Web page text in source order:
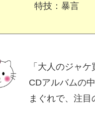
特技：暴言
「大人のジャ
CDアルバムの
まぐれで、注目